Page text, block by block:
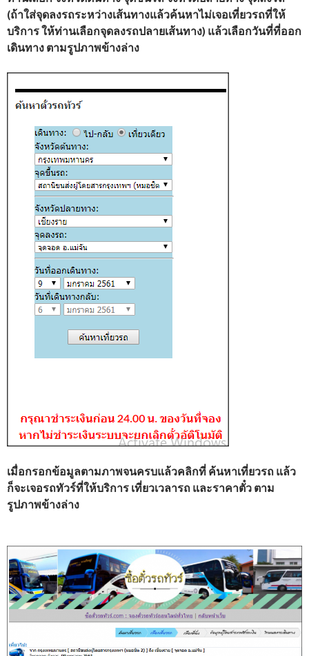
(ถ้าใส่จุดลงรถระหว่างเส้นทางแล้วค้นหาไม่เจอเที่ยวรถที่ให้
บริการ ให้ท่านเลือกจุดลงรถปลายเส้นทาง) แล้วเลือกวันที่ที่ออก
เดินทาง ตามรูปภาพข้างล่าง
เมื่อกรอกข้อมูลตามภาพจนครบแล้วคลิกที่ ค้นหาเที่ยวรถ แล้ว
ก็จะเจอรถทัวร์ที่ให้บริการ เที่ยวเวลารถ และราคาตั๋ว ตาม
รูปภาพข้างล่าง